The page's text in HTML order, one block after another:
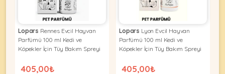
Lopars Rennes Evcil Hayvan
Parfümü 100 ml Kedi ve
Köpekler İçin Tüy Bakım Spreyi
405,00₺
Lopars Lyon Evcil Hayvan
Parfümü 100 ml Kedi ve
Köpekler İçin Tüy Bakım Spreyi
405,00₺